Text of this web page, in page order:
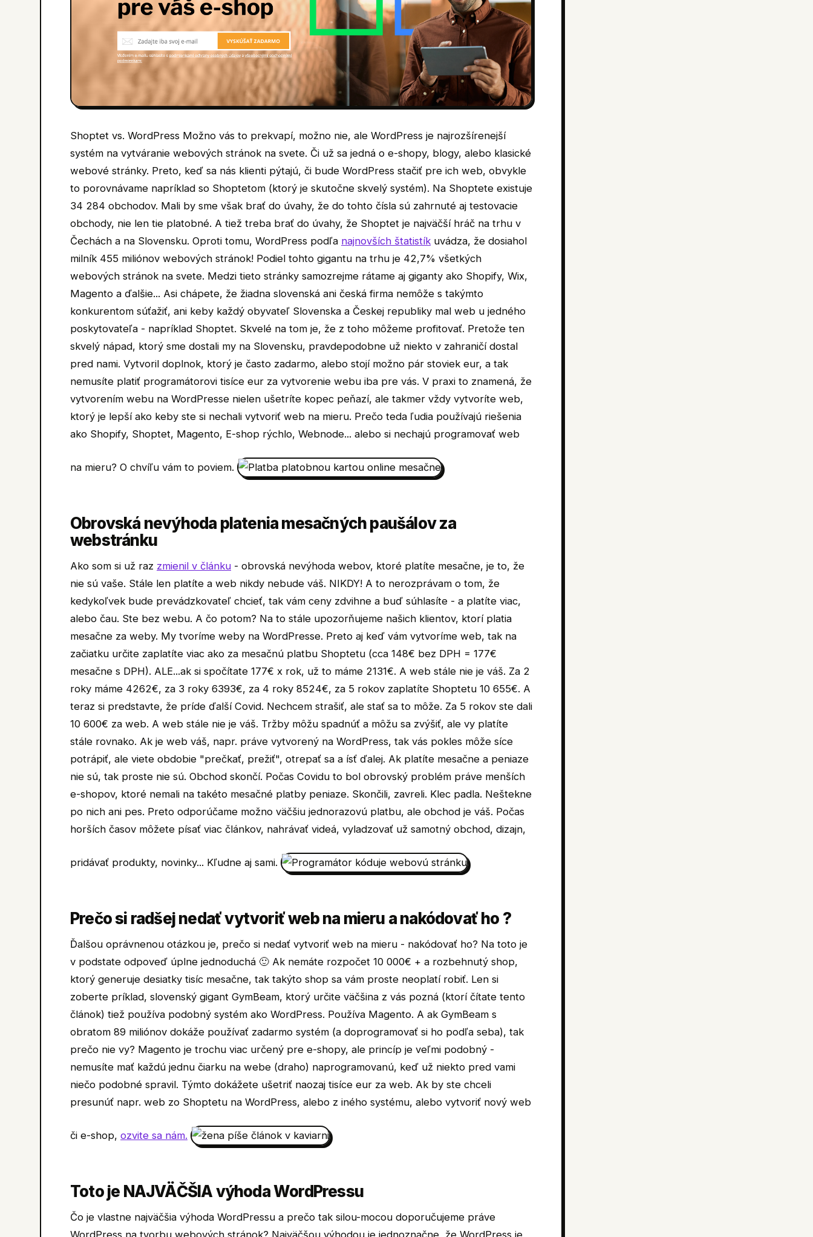
Shoptet vs. WordPress Možno vás to prekvapí, možno nie, ale WordPress je najrozšírenejší
systém na vytváranie webových stránok na svete. Či už sa jedná o e-shopy, blogy, alebo klasické
webové stránky. Preto, keď sa nás klienti pýtajú, či bude WordPress stačiť pre ich web, obvykle
to porovnávame napríklad so Shoptetom (ktorý je skutočne skvelý systém). Na Shoptete existuje
34 284 obchodov. Mali by sme však brať do úvahy, že do tohto čísla sú zahrnuté aj testovacie
obchody, nie len tie platobné. A tiež treba brať do úvahy, že Shoptet je najväčší hráč na trhu v
Čechách a na Slovensku. Oproti tomu, WordPress podľa najnovších štatistík uvádza, že dosiahol
milník 455 miliónov webových stránok! Podiel tohto gigantu na trhu je 42,7% všetkých
webových stránok na svete. Medzi tieto stránky samozrejme rátame aj giganty ako Shopify, Wix,
Magento a ďalšie... Asi chápete, že žiadna slovenská ani česká firma nemôže s takýmto
konkurentom súťažiť, ani keby každý obyvateľ Slovenska a Českej republiky mal web u jedného
poskytovateľa - napríklad Shoptet. Skvelé na tom je, že z toho môžeme profitovať. Pretože ten
skvelý nápad, ktorý sme dostali my na Slovensku, pravdepodobne už niekto v zahraničí dostal
pred nami. Vytvoril doplnok, ktorý je často zadarmo, alebo stojí možno pár stoviek eur, a tak
nemusíte platiť programátorovi tisíce eur za vytvorenie webu iba pre vás. V praxi to znamená, že
vytvorením webu na WordPresse nielen ušetríte kopec peňazí, ale takmer vždy vytvoríte web,
ktorý je lepší ako keby ste si nechali vytvoriť web na mieru. Prečo teda ľudia používajú riešenia
ako Shopify, Shoptet, Magento, E-shop rýchlo, Webnode... alebo si nechajú programovať web
na mieru? O chvíľu vám to poviem.
Obrovská nevýhoda platenia mesačných paušálov za
webstránku
Ako som si už raz zmienil v článku - obrovská nevýhoda webov, ktoré platíte mesačne, je to, že
nie sú vaše. Stále len platíte a web nikdy nebude váš. NIKDY! A to nerozprávam o tom, že
kedykoľvek bude prevádzkovateľ chcieť, tak vám ceny zdvihne a buď súhlasíte - a platíte viac,
alebo čau. Ste bez webu. A čo potom? Na to stále upozorňujeme našich klientov, ktorí platia
mesačne za weby. My tvoríme weby na WordPresse. Preto aj keď vám vytvoríme web, tak na
začiatku určite zaplatíte viac ako za mesačnú platbu Shoptetu (cca 148€ bez DPH = 177€
mesačne s DPH). ALE...ak si spočítate 177€ x rok, už to máme 2131€. A web stále nie je váš. Za 2
roky máme 4262€, za 3 roky 6393€, za 4 roky 8524€, za 5 rokov zaplatíte Shoptetu 10 655€. A
teraz si predstavte, že príde ďalší Covid. Nechcem strašiť, ale stať sa to môže. Za 5 rokov ste dali
10 600€ za web. A web stále nie je váš. Tržby môžu spadnúť a môžu sa zvýšiť, ale vy platíte
stále rovnako. Ak je web váš, napr. práve vytvorený na WordPress, tak vás pokles môže síce
potrápiť, ale viete obdobie "prečkať, prežiť", otrepať sa a ísť ďalej. Ak platíte mesačne a peniaze
nie sú, tak proste nie sú. Obchod skončí. Počas Covidu to bol obrovský problém práve menších
e-shopov, ktoré nemali na takéto mesačné platby peniaze. Skončili, zavreli. Klec padla. Neštekne
po nich ani pes. Preto odporúčame možno väčšiu jednorazovú platbu, ale obchod je váš. Počas
horších časov môžete písať viac článkov, nahrávať videá, vyladzovať už samotný obchod, dizajn,
pridávať produkty, novinky... Kľudne aj sami.
Prečo si radšej nedať vytvoriť web na mieru a nakódovať ho ?
Ďalšou oprávnenou otázkou je, prečo si nedať vytvoriť web na mieru - nakódovať ho? Na toto je
v podstate odpoveď úplne jednoduchá 🙂 Ak nemáte rozpočet 10 000€ + a rozbehnutý shop,
ktorý generuje desiatky tisíc mesačne, tak takýto shop sa vám proste neoplatí robiť. Len si
zoberte príklad, slovenský gigant GymBeam, ktorý určite väčšina z vás pozná (ktorí čítate tento
článok) tiež používa podobný systém ako WordPress. Používa Magento. A ak GymBeam s
obratom 89 miliónov dokáže používať zadarmo systém (a doprogramovať si ho podľa seba), tak
prečo nie vy? Magento je trochu viac určený pre e-shopy, ale princíp je veľmi podobný -
nemusíte mať každú jednu čiarku na webe (draho) naprogramovanú, keď už niekto pred vami
niečo podobné spravil. Týmto dokážete ušetriť naozaj tisíce eur za web. Ak by ste chceli
presunúť napr. web zo Shoptetu na WordPress, alebo z iného systému, alebo vytvoriť nový web
či e-shop, ozvite sa nám.
Toto je NAJVÄČŠIA výhoda WordPressu
Čo je vlastne najväčšia výhoda WordPressu a prečo tak silou-mocou doporučujeme práve